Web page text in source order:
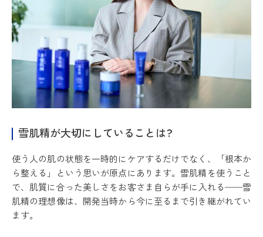
雪肌精が大切にしていることは?
使う人の肌の状態を一時的にケアするだけでなく、「根本か
ら整える」という思いが原点にあります。雪肌精を使うこと
で、肌質に合った美しさをお客さま自らが手に入れる──雪
肌精の理想像は、開発当時から今に至るまで引き継がれてい
ます。